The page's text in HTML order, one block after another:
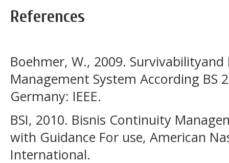
References
Boehmer, W., 2009.
Management System According BS
Germany: IEEE.
BSI, 2010. Bisnis Continuity
with Guidance For use, American
International.